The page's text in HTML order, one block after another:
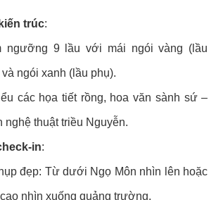
trúc:
ngưỡng 9 lầu với mái ngói vàng (lầu
ngói xanh (lầu phụ).
các họa tiết rồng, hoa văn sành sứ –
nghệ thuật triều Nguyễn.
in:
đẹp: Từ dưới Ngọ Môn nhìn lên hoặc
nhìn xuống quảng trường.